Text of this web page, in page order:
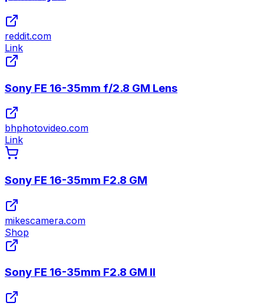
reddit.com
Link
Sony FE 16-35mm f/2.8 GM Lens
bhphotovideo.com
Link
Sony FE 16-35mm F2.8 GM
mikescamera.com
Shop
Sony FE 16-35mm F2.8 GM II